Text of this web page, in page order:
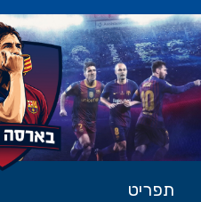
תפריט